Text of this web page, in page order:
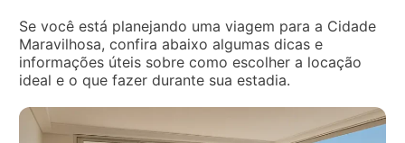
Se você está planejando uma viagem para a Cidade
Maravilhosa, confira abaixo algumas dicas e
informações úteis sobre como escolher a locação
ideal e o que fazer durante sua estadia.